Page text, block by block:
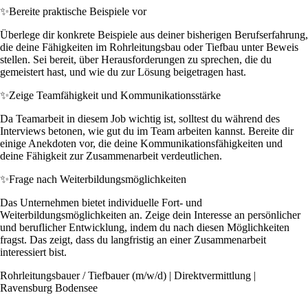
✨Bereite praktische Beispiele vor
Überlege dir konkrete Beispiele aus deiner bisherigen Berufserfahrung,
die deine Fähigkeiten im Rohrleitungsbau oder Tiefbau unter Beweis
stellen. Sei bereit, über Herausforderungen zu sprechen, die du
gemeistert hast, und wie du zur Lösung beigetragen hast.
✨Zeige Teamfähigkeit und Kommunikationsstärke
Da Teamarbeit in diesem Job wichtig ist, solltest du während des
Interviews betonen, wie gut du im Team arbeiten kannst. Bereite dir
einige Anekdoten vor, die deine Kommunikationsfähigkeiten und
deine Fähigkeit zur Zusammenarbeit verdeutlichen.
✨Frage nach Weiterbildungsmöglichkeiten
Das Unternehmen bietet individuelle Fort- und
Weiterbildungsmöglichkeiten an. Zeige dein Interesse an persönlicher
und beruflicher Entwicklung, indem du nach diesen Möglichkeiten
fragst. Das zeigt, dass du langfristig an einer Zusammenarbeit
interessiert bist.
Rohrleitungsbauer / Tiefbauer (m/w/d) | Direktvermittlung |
Ravensburg Bodensee